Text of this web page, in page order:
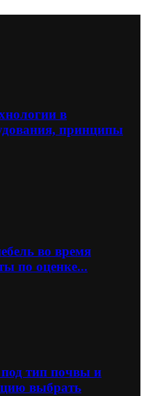
в
принципы
во время
по оценке...
тип почвы и
выбрать